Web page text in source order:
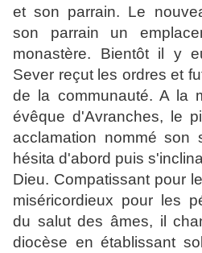
et son parrain. Le
son parrain un
monastère. Bientôt il y
Sever reçut les ordres et
de la communauté. A la
évêque d'Avranches, le
acclamation nommé son
hésita d'abord puis
Dieu. Compatissant pour
miséricordieux pour les
du salut des âmes, il
diocèse en établissant